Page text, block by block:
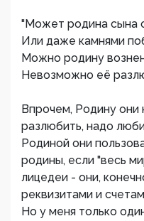
"Может родина сына
Или даже камнями
Можно родину
Невозможно её
Впрочем, Родину они
разлюбить, надо
Родиной они
родины, если "весь
лицедеи - они,
реквизитами и
Но у меня только